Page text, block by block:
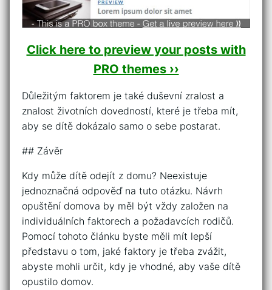
Click here to preview your posts with
PRO themes ››
Důležitým faktorem je také duševní zralost a
znalost životních dovedností, které je třeba mít,
aby se dítě dokázalo samo o sebe postarat.
## Závěr
Kdy může dítě odejít z domu? Neexistuje
jednoznačná odpověď na tuto otázku. Návrh
opuštění domova by měl být vždy založen na
individuálních faktorech a požadavcích rodičů.
Pomocí tohoto článku byste měli mít lepší
představu o tom, jaké faktory je třeba zvážit,
abyste mohli určit, kdy je vhodné, aby vaše dítě
opustilo domov.